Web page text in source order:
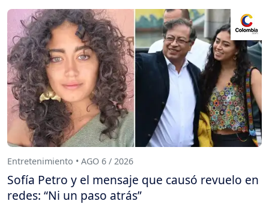
Entretenimiento • AGO 6 / 2026
Sofía Petro y el mensaje que causó revuelo en
redes: “Ni un paso atrás”